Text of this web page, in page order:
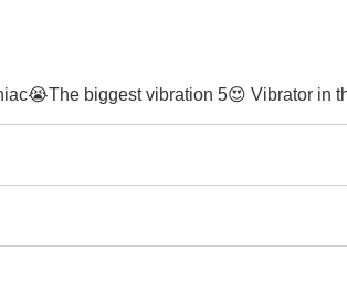
biggest vibration 5😍 Vibrator in